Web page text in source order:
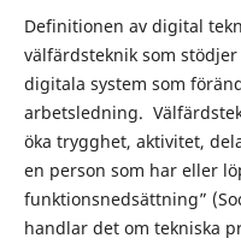
Definitionen av digital
välfärdsteknik som
digitala system som
arbetsledning.
öka trygghet, aktivitet,
en person som har eller
funktionsnedsättning”
handlar det om tekniska